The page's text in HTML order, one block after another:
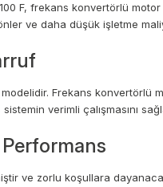
F, frekans konvertörlü
ve daha düşük işletme
Frekans
verimli çalışmasını
Performans
ve zorlu koşullara